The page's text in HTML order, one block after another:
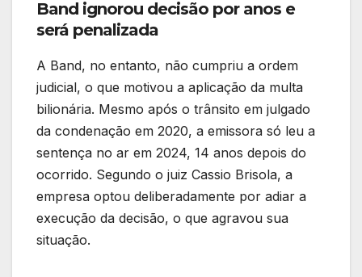
Band ignorou decisão por anos e
será penalizada
A Band, no entanto, não cumpriu a ordem
judicial, o que motivou a aplicação da multa
bilionária. Mesmo após o trânsito em julgado
da condenação em 2020, a emissora só leu a
sentença no ar em 2024, 14 anos depois do
ocorrido. Segundo o juiz Cassio Brisola, a
empresa optou deliberadamente por adiar a
execução da decisão, o que agravou sua
situação.